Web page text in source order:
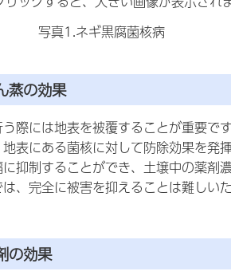
写真1.ネギ黒腐菌核病
蒸の効果
際には地表を被覆することが重要
表にある菌核に対して防除効果を発
抑制することができ、土壌中の薬剤
、完全に被害を抑えることは難しい
の効果